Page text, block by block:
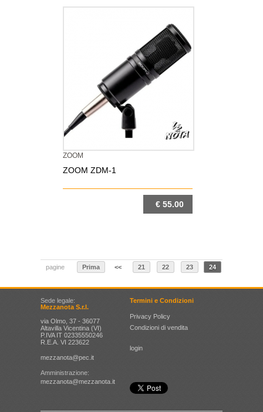
ZOOM
ZOOM ZDM-1
€ 55.00
pagine Prima << 21 22 23 24
Sede legale:
Mezzanota S.r.l.
via Olmo, 37 - 36077
Altavilla Vicentina (VI)
P.IVA IT 02335550246
R.E.A. VI 223622
mezzanota@pec.it
Amministrazione:
mezzanota@mezzanota.it
Termini e Condizioni
Privacy Policy
Condizioni di vendita
login